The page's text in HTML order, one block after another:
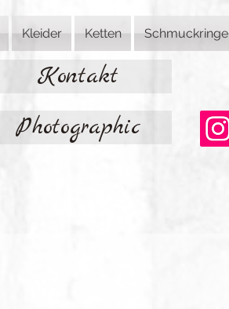
Kleider Ketten Schmuckringe
Kontakt
Photographic